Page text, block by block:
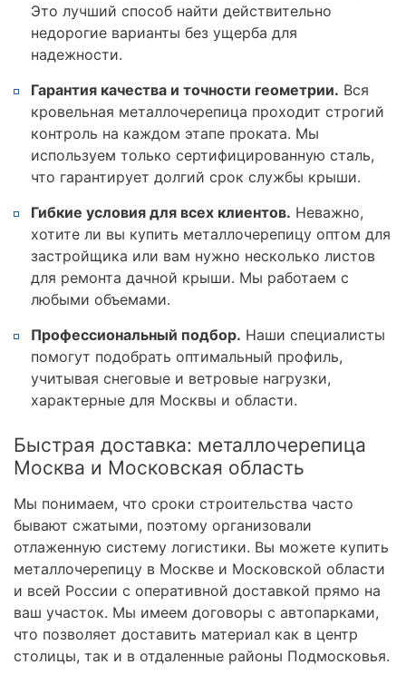
Это лучший способ найти действительно
недорогие варианты без ущерба для
надежности.
Гарантия качества и точности геометрии. Вся
кровельная металлочерепица проходит строгий
контроль на каждом этапе проката. Мы
используем только сертифицированную сталь,
что гарантирует долгий срок службы крыши.
Гибкие условия для всех клиентов. Неважно,
хотите ли вы купить металлочерепицу оптом для
застройщика или вам нужно несколько листов
для ремонта дачной крыши. Мы работаем с
любыми объемами.
Профессиональный подбор. Наши специалисты
помогут подобрать оптимальный профиль,
учитывая снеговые и ветровые нагрузки,
характерные для Москвы и области.
Быстрая доставка: металлочерепица
Москва и Московская область
Мы понимаем, что сроки строительства часто
бывают сжатыми, поэтому организовали
отлаженную систему логистики. Вы можете купить
металлочерепицу в Москве и Московской области
и всей России с оперативной доставкой прямо на
ваш участок. Мы имеем договоры с автопарками,
что позволяет доставить материал как в центр
столицы, так и в отдаленные районы Подмосковья.